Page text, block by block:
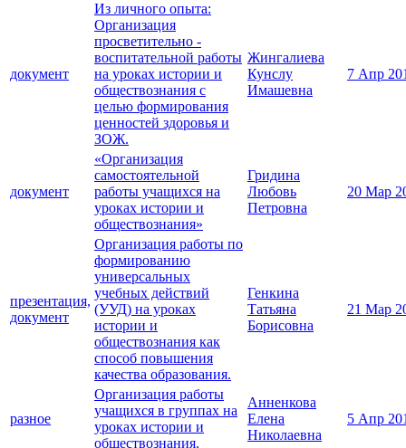
документ
Из личного опыта:
Организация
просветительно -
воспитательной работы
на уроках истории и
обществознания с
целью формирования
ценностей здоровья и
ЗОЖ.
Жингалиева
Кунслу
Имашевна
7 Апр
документ
«Организация
самостоятельной
работы учащихся на
уроках истории и
обществознания»
Гридина
Любовь
Петровна
20 Мар
презентация,
документ
Организация работы по
формированию
универсальных
учебных действий
(УУД) на уроках
истории и
обществознания как
способ повышения
качества образования.
Генкина
Татьяна
Борисовна
21 Мар
разное
Организация работы
учащихся в группах на
уроках истории и
обществознания.
Анненкова
Елена
Николаевна
5 Апр